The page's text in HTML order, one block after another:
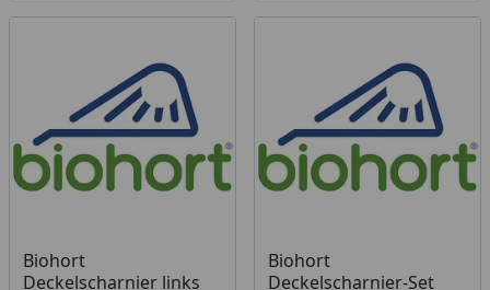
Biohort
Deckelscharnier links
Biohort
Deckelscharnier-Set